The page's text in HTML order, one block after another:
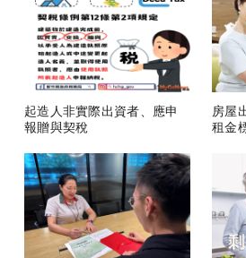
起造人非實際出資者、應申
報贈與契稅
房屋
租金